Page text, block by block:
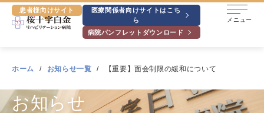
患者様向けサイト
医療関係者向けサイトはこち
ら
病院パンフレットダウンロード
メニュー
ホーム お知らせ一覧 【重要】面会制限の緩和について
お知らせ